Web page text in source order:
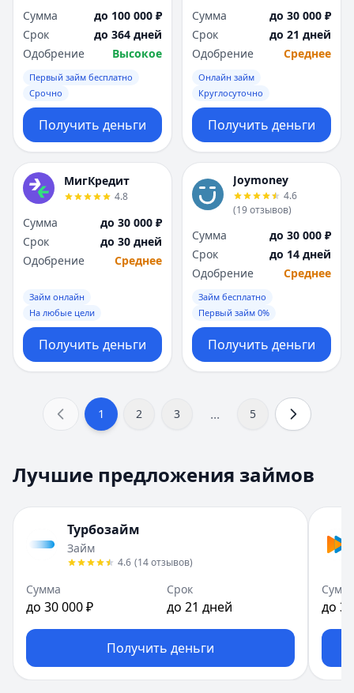
Сумма
до 100 000 ₽
Срок
до 364 дней
Одобрение
Высокое
Первый займ бесплатно
Срочно
Получить деньги
Сумма
до 30 000 ₽
Срок
до 21 дней
Одобрение
Среднее
Онлайн займ
Круглосуточно
Получить деньги
МигКредит
4.8
Сумма
до 30 000 ₽
Срок
до 30 дней
Одобрение
Среднее
Займ онлайн
На любые цели
Получить деньги
Joymoney
4.6
(19отзывов)
Сумма
до 30 000 ₽
Срок
до 14 дней
Одобрение
Среднее
Займ бесплатно
Первый займ 0%
Получить деньги
1 2 3 ... 5
Лучшие предложения займов
Турбозайм
Займ
4.6 (14отзывов)
Сумма
до 30 000 ₽
Срок
до 21 дней
Получить деньги
до